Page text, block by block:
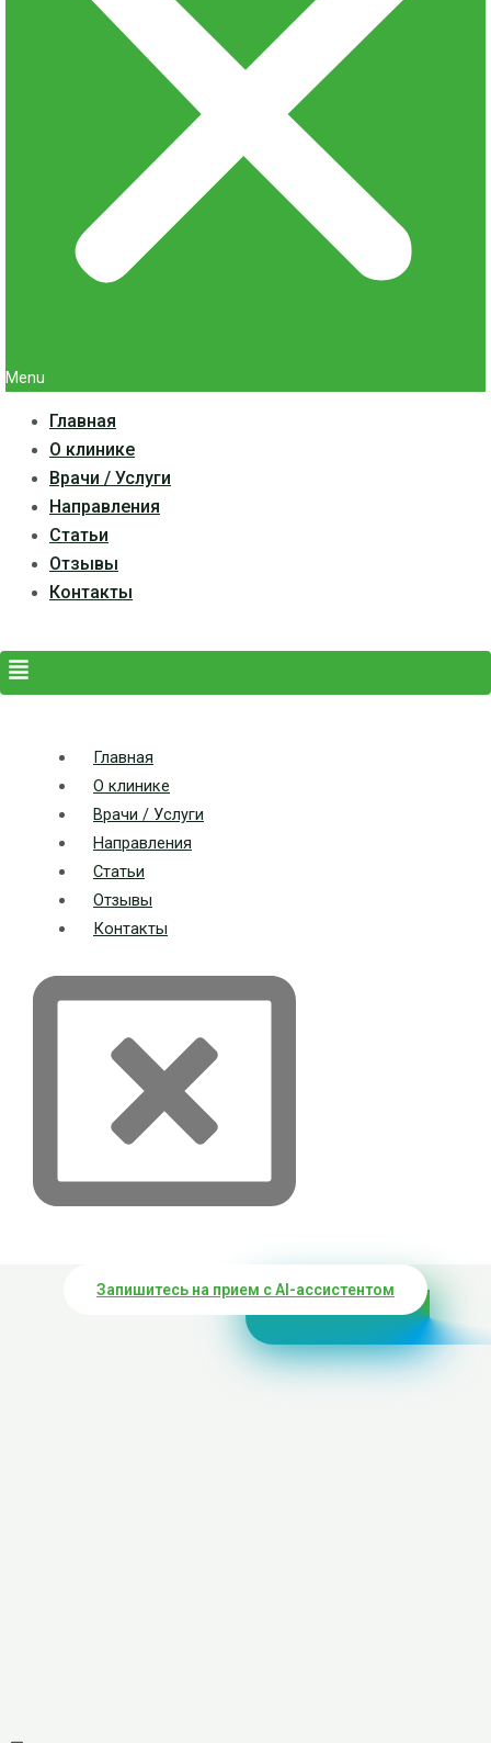
Menu
Главная
О клинике
Врачи / Услуги
Направления
Статьи
Отзывы
Контакты
Главная
О клинике
Врачи / Услуги
Направления
Статьи
Отзывы
Контакты
Запишитесь на прием с AI-ассистентом